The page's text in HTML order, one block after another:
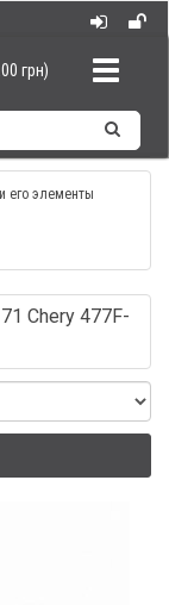
грн)
его элементы
Chery 477F-